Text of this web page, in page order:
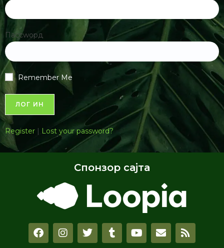
Пассwорд
Remember Me
Register | Lost your password?
Спонзор сајта